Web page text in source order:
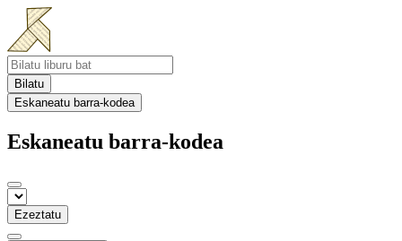
Bilatu
Eskaneatu barra-kodea
Eskaneatu barra-kodea
Ezeztatu